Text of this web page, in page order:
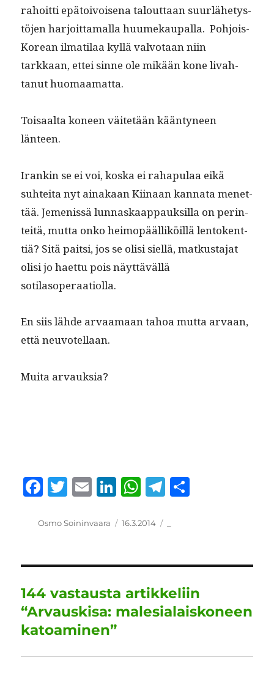
rahoit­ti epä­toivoise­na talout­taan suurlähetys­
tö­jen har­joit­ta­mal­la huumekau­pal­la. Pohjois-
Kore­an ilmati­laa kyl­lä valvotaan niin
tarkkaan, ettei sinne ole mikään kone livah­
tanut huomaamatta.
Toisaal­ta koneen väitetään kään­tyneen
länteen.
Irankin se ei voi, kos­ka ei raha­pu­laa eikä
suhtei­ta nyt ainakaan Kiinaan kan­na­ta menet­
tää. Jemenis­sä lun­naskaap­pauk­sil­la on per­in­
teitä, mut­ta onko heimopääl­liköil­lä lento­kent­
tiä? Sitä pait­si, jos se olisi siel­lä, matkus­ta­jat
olisi jo haet­tu pois näyt­täväl­lä
sotilasoperaatiolla.
En siis lähde arvaa­maan tahoa mut­ta arvaan,
että neuvotellaan.
Mui­ta arvauksia?
F
c
b
o
o
k
T
it
r
E
ai
Li
k
d
I
n
W
at
A
p
p
T
e
r
a
m
Kirjoittaja
Osmo Soininvaara Julkaistu
16.3.2014
144 vastausta artikkeliin
“Arvauskisa: malesialaiskoneen
katoaminen”